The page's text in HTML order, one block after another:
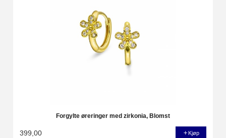
Forgylte øreringer med zirkonia, Blomst
399,00 Kjøp